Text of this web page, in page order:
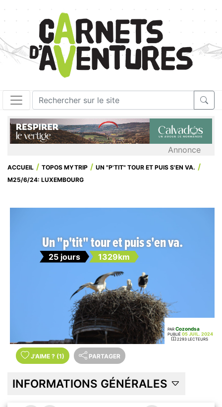
Annonce
ACCUEIL TOPOS MYTRIP
UN "P'TIT" TOUR ET PUIS S'EN VA.
M25/6/24: LUXEMBOURG
Un "p'tit" tour et puis s'en va.
25 jours 1329km
PAR Cozondsa
PUBLIÉ 05 JUIL. 2024
2293 LECTEURS
J'AIME ? (1) PARTAGER
INFORMATIONS GÉNÉRALES